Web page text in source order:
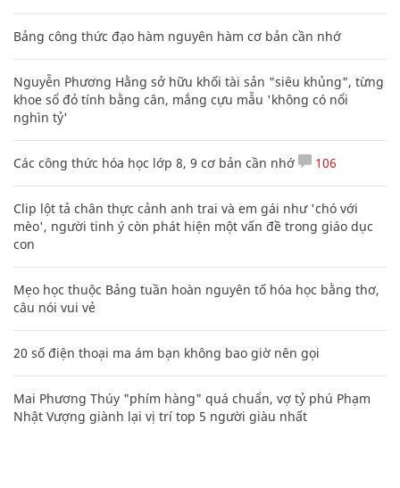
Bảng công thức đạo hàm nguyên hàm cơ bản cần nhớ
Nguyễn Phương Hằng sở hữu khối tài sản "siêu khủng", từng
khoe sổ đỏ tính bằng cân, mắng cựu mẫu 'không có nổi
nghìn tỷ'
Các công thức hóa học lớp 8, 9 cơ bản cần nhớ 106
Clip lột tả chân thực cảnh anh trai và em gái như 'chó với
mèo', người tinh ý còn phát hiện một vấn đề trong giáo dục
con
Mẹo học thuộc Bảng tuần hoàn nguyên tố hóa học bằng thơ,
câu nói vui vẻ
20 số điện thoại ma ám bạn không bao giờ nên gọi
Mai Phương Thúy "phím hàng" quá chuẩn, vợ tỷ phú Phạm
Nhật Vượng giành lại vị trí top 5 người giàu nhất